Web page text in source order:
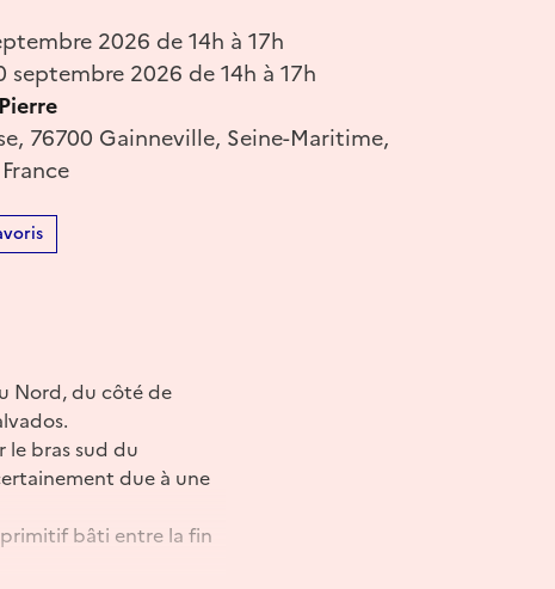
2026 de 14h à 17h
septembre 2026 de 14h à 17h
76700 Gainneville, Seine-Maritime,
Nord, du côté de
le bras sud du
due à une
bâti entre la fin